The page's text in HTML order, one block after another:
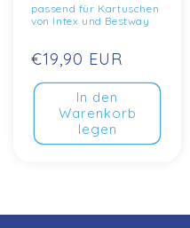
passend für Kartuschen
von Intex und Bestway
Normaler
Preis
€19,90 EUR
In den
Warenkorb
legen